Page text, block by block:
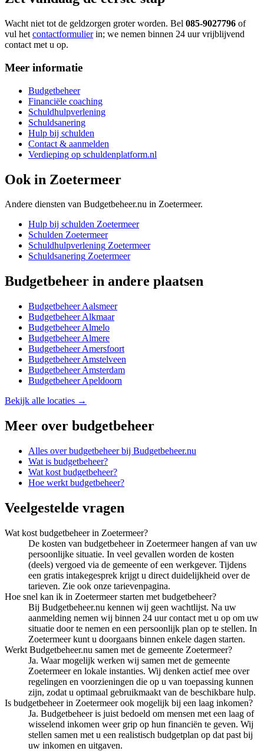
Wacht niet tot de geldzorgen groter worden. Bel 085-9027796 of
vul het contactformulierin; we nemen binnen 24 uur vrijblijvend
contact met u op.
Meer informatie
Budgetbeheer
Financiële coaching
Schuldhulpverlening
Schuldsanering
Hulp bij schulden
Contact & aanmelden
Verdieping op schuldenplatform.nl
Ook in Zoetermeer
Andere diensten van Budgetbeheer.nu in Zoetermeer.
Hulp bij schulden Zoetermeer
Schulden Zoetermeer
Schuldhulpverlening Zoetermeer
Schuldsanering Zoetermeer
Budgetbeheer in andere plaatsen
Budgetbeheer Aalsmeer
Budgetbeheer Alkmaar
Budgetbeheer Almelo
Budgetbeheer Almere
Budgetbeheer Amersfoort
Budgetbeheer Amstelveen
Budgetbeheer Amsterdam
Budgetbeheer Apeldoorn
Bekijk alle locaties →
Meer over budgetbeheer
Alles overbudgetbeheerbij Budgetbeheer.nu
Wat is budgetbeheer?
Wat kost budgetbeheer?
Hoe werkt budgetbeheer?
Veelgestelde vragen
Wat kost budgetbeheer in Zoetermeer?
De kosten van budgetbeheer in Zoetermeer hangen af van uw
persoonlijke situatie. In veel gevallen worden de kosten
(deels) vergoed via de gemeente of een werkgever. Tijdens
een gratis intakegesprek krijgt u direct duidelijkheid over de
tarieven. Zie ook onze tarievenpagina.
Hoe snel kan ik in Zoetermeer starten met budgetbeheer?
Bij Budgetbeheer.nu kennen wij geen wachtlijst. Na uw
aanmelding nemen wij binnen 24 uur contact met u op om uw
situatie door te nemen en een persoonlijk plan op te stellen. In
Zoetermeer kunt u doorgaans binnen enkele dagen starten.
Werkt Budgetbeheer.nu samen met de gemeente Zoetermeer?
Ja. Waar mogelijk werken wij samen met de gemeente
Zoetermeer en lokale instanties. Wij denken actief mee over
regelingen en voorzieningen die op u van toepassing kunnen
zijn, zodat u optimaal gebruikmaakt van de beschikbare hulp.
Is budgetbeheer in Zoetermeer ook mogelijk bij een laag inkomen?
Ja. Budgetbeheer is juist bedoeld om mensen met een laag of
wisselend inkomen weer grip op hun financiën te geven. Wij
stellen samen met u een realistisch budgetplan op dat past bij
uw inkomen en uitgaven.